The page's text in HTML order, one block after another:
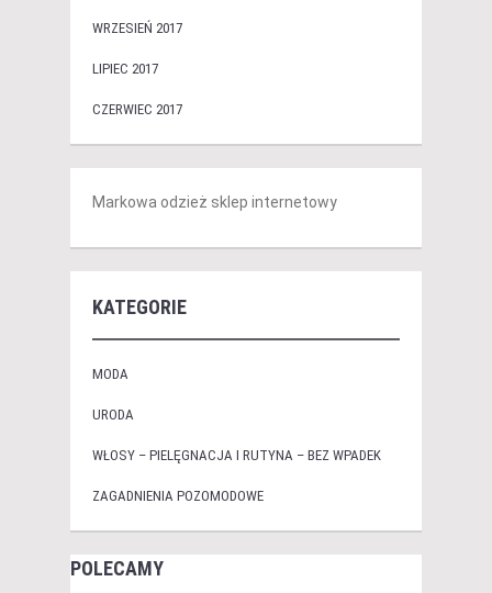
WRZESIEŃ 2017
LIPIEC 2017
CZERWIEC 2017
Markowa odzież sklep internetowy
KATEGORIE
MODA
URODA
WŁOSY – PIELĘGNACJA I RUTYNA – BEZ WPADEK
ZAGADNIENIA POZOMODOWE
POLECAMY